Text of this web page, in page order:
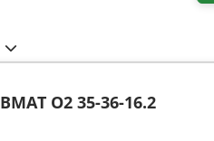
BMAT O2 35-36-16.2